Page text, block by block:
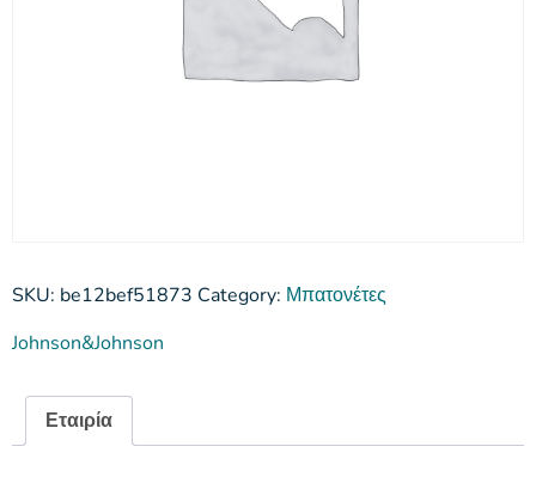
SKU: be12bef51873 Category: Μπατονέτες
Johnson&Johnson
Εταιρία